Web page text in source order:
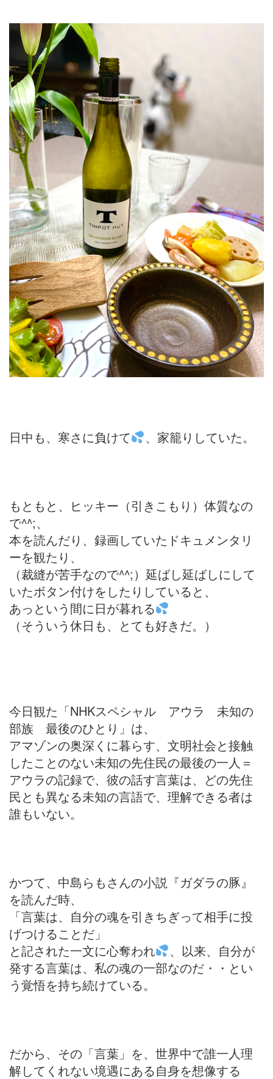
日中も、寒さに負けて 、家籠りしていた。
もともと、ヒッキー（引きこもり）体質なの
で^^;、
本を読んだり、録画していたドキュメンタリ
ーを観たり、
（裁縫が苦手なので^^;）延ばし延ばしにして
いたボタン付けをしたりしていると、
あっという間に日が暮れる
（そういう休日も、とても好きだ。）
今日観た「NHKスペシャル アウラ 未知の
部族 最後のひとり」は、
アマゾンの奥深くに暮らす、文明社会と接触
したことのない未知の先住民の最後の一人＝
アウラの記録で、彼の話す言葉は、どの先住
民とも異なる未知の言語で、理解できる者は
誰もいない。
かつて、中島らもさんの小説『ガダラの豚』
を読んだ時、
「言葉は、自分の魂を引きちぎって相手に投
げつけることだ」
と記された一文に心奪われ
、以来、自分が
発する言葉は、私の魂の一部なのだ・・とい
う覚悟を持ち続けている。
だから、その「言葉」を、世界中で誰一人理
解してくれない境遇にある自身を想像する